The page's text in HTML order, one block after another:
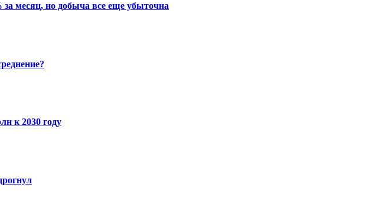
месяц, но добыча все еще убыточна
к 2030 году